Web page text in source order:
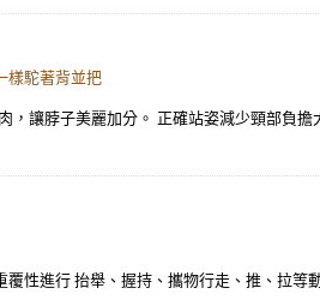
樣駝著背並把
讓脖子美麗加分。 正確站姿減少頸部負
性進行 抬舉、握持、攜物行走、推、拉等